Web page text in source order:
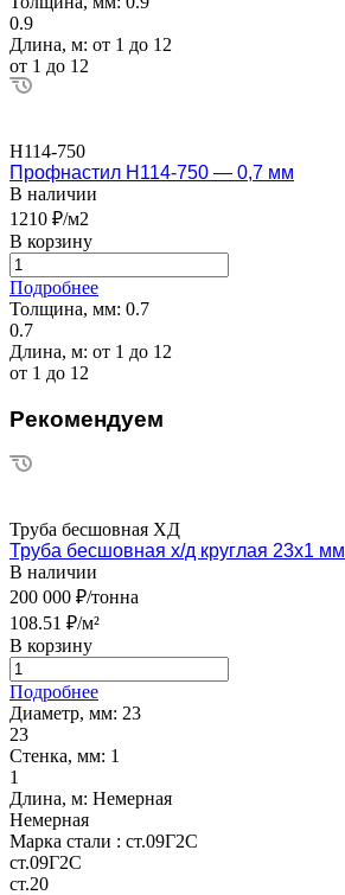
0.9
Длина, м: от 1 до 12
от 1 до 12
Н114-750
Профнастил Н114-750 — 0,7 мм
В наличии
1210 ₽/м2
В корзину
Подробнее
Толщина, мм: 0.7
0.7
Длина, м: от 1 до 12
от 1 до 12
Рекомендуем
Труба бесшовная ХД
Труба бесшовная х/д круглая 23х1 мм
В наличии
200 000 ₽/тонна
108.51 ₽/м²
В корзину
Подробнее
Диаметр, мм: 23
23
Стенка, мм: 1
1
Длина, м: Немерная
Немерная
Марка стали : ст.09Г2С
ст.09Г2С
ст.20